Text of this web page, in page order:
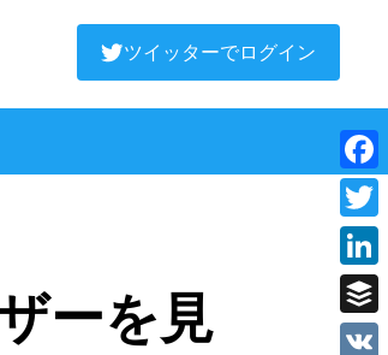
ツイッターでログイン
ーを見